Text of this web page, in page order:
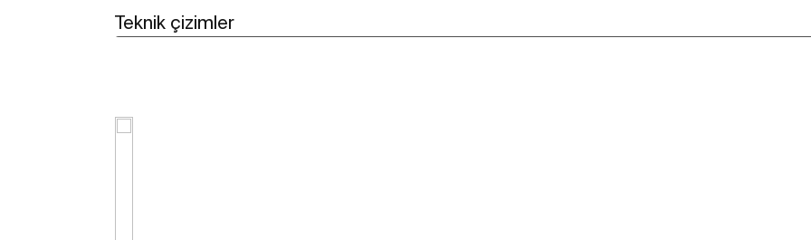
Teknik çizimler